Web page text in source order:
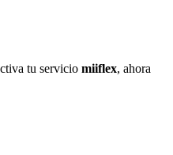
tu servicio miiflex, ahora